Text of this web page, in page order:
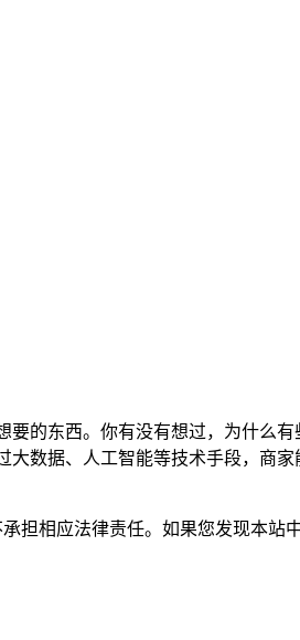
的东西。你有没有想过，为什么
数据、人工智能等技术手段，商
相应法律责任。如果您发现本站